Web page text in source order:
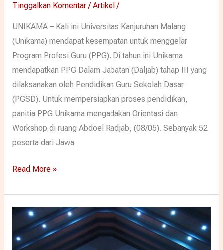
Tinggalkan Komentar /Artikel /
UNIKAMA – Kali ini Universitas Kanjuruhan Malang
(Unikama) mendapat kesempatan untuk menggelar
Program Profesi Guru (PPG). Di tahun ini Unikama
mendapatkan PPG Dalam Jabatan (Daljab) tahap III yang
dilaksanakan oleh Pendidikan Guru Sekolah Dasar
(PGSD). Untuk mempersiapkan proses pendidikan,
panitia PPG Unikama mengadakan Orientasi dan
Workshop di ruang Abdoel Radjab, (08/05). Sebanyak 52
peserta dari Jawa
Read More »
PGSD
Unikama
Angkat